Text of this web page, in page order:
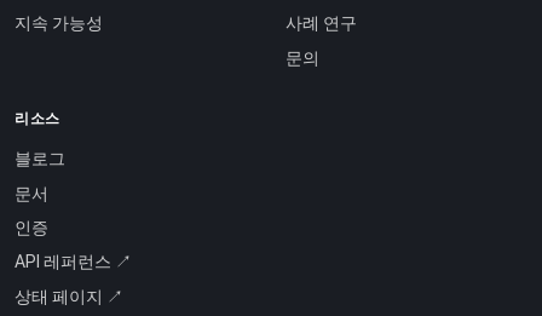
지속 가능성
사례 연구
문의
리소스
블로그
문서
인증
API 레퍼런스 ↗
상태 페이지 ↗